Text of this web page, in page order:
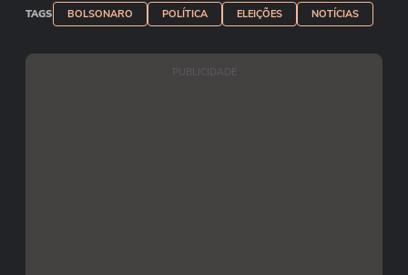
disse ele ao citar pesquisas que
TAGS BOLSONARO POLÍTICA ELEIÇÕES NOTÍCIAS
PUBLICIDADE